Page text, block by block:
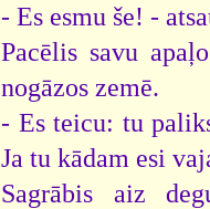
- Es esmu še! -
Pacēlis savu
nogāzos zemē.
- Es teicu: tu
Ja tu kādam esi
Sagrābis aiz